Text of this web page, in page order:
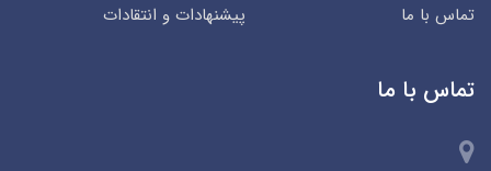
تماس با ما
پیشنهادات و انتقادات
تماس با ما